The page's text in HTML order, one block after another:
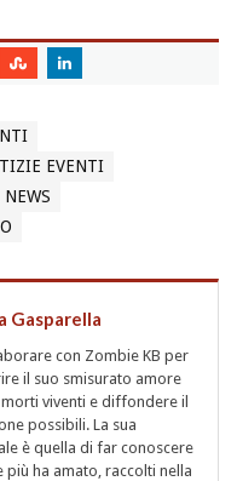
EVENTI
Gasparella
con Zombie KB per
il suo smisurato amore
morti viventi e diffondere il
possibili. La sua
è quella di far conoscere
più ha amato, raccolti nella